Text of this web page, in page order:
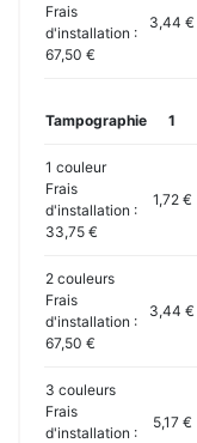
Frais
d'installation :
67,50 €
3,44 €
Tampographie 1
1 couleur
Frais
d'installation :
33,75 €
1,72 €
2 couleurs
Frais
d'installation :
67,50 €
3,44 €
3 couleurs
Frais
d'installation :
5,17 €